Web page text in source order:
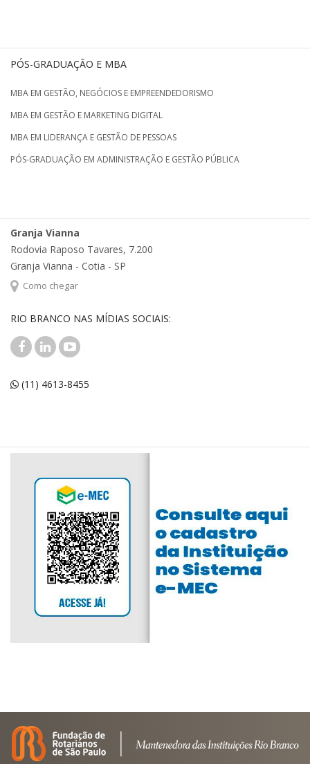
PÓS-GRADUAÇÃO E MBA
MBA EM GESTÃO, NEGÓCIOS E EMPREENDEDORISMO
MBA EM GESTÃO E MARKETING DIGITAL
MBA EM LIDERANÇA E GESTÃO DE PESSOAS
PÓS-GRADUAÇÃO EM ADMINISTRAÇÃO E GESTÃO PÚBLICA
Granja Vianna
Rodovia Raposo Tavares, 7.200
Granja Vianna - Cotia - SP
Como chegar
RIO BRANCO NAS MÍDIAS SOCIAIS:
(11) 4613-8455